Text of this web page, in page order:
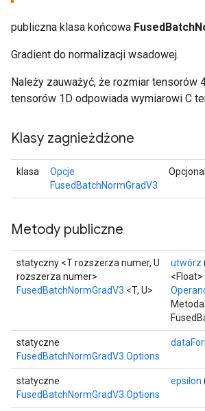
publiczna klasa końcowa
Gradient do normalizacji wsadowej.
Należy zauważyć, że rozmiar tensorów
tensorów 1D odpowiada wymiarowi C
Klasy zagnieżdżone
klasa
Opcje
FusedBatchNormGradV3
Metody publiczne
statyczny <T rozszerza numer, U
rozszerza numer>
FusedBatchNormGradV3 <T, U>
utwórz
<Float>
statyczne
FusedBatchNormGradV3.Options
statyczne
FusedBatchNormGradV3.Options
epsilon